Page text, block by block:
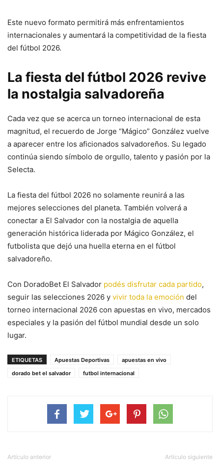
Este nuevo formato permitirá más enfrentamientos
internacionales y aumentará la competitividad de la fiesta
del fútbol 2026.
La fiesta del fútbol 2026 revive
la nostalgia salvadoreña
Cada vez que se acerca un torneo internacional de esta
magnitud, el recuerdo de Jorge “Mágico” González vuelve
a aparecer entre los aficionados salvadoreños. Su legado
continúa siendo símbolo de orgullo, talento y pasión por la
Selecta.
La fiesta del fútbol 2026 no solamente reunirá a las
mejores selecciones del planeta. También volverá a
conectar a El Salvador con la nostalgia de aquella
generación histórica liderada por Mágico González, el
futbolista que dejó una huella eterna en el fútbol
salvadoreño.
Con DoradoBet El Salvador podés disfrutar cada partido,
seguir las selecciones 2026 y vivir toda la emoción del
torneo internacional 2026 con apuestas en vivo, mercados
especiales y la pasión del fútbol mundial desde un solo
lugar.
ETIQUETAS Apuestas Deportivas
apuestas en vivo
dorado bet el salvador
futbol internacional
Artículo anterior Artículo siguiente